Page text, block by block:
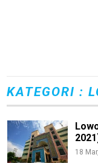
KATEGORI :
18